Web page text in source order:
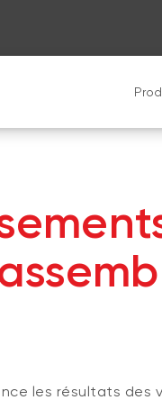
les résultats des